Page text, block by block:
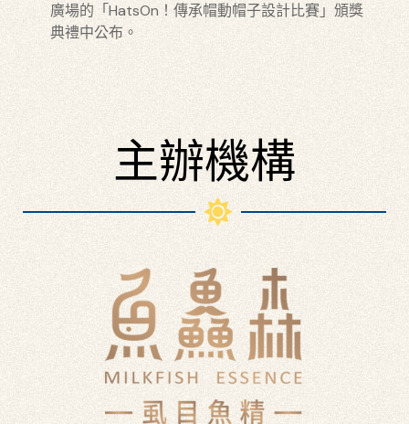
廣場的「HatsOn！傳承帽動帽子設計比賽」頒獎
典禮中公布。
主辦機構